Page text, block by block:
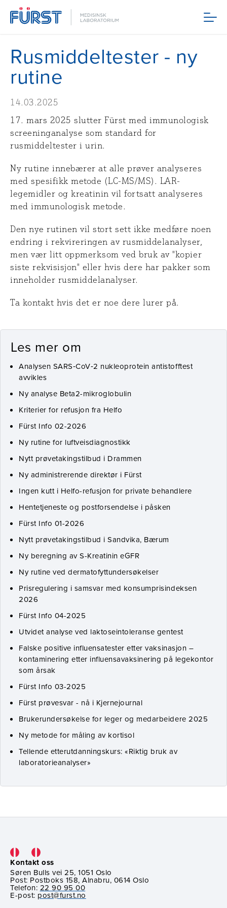
Meny
Rusmiddeltester - ny
rutine
14.03.2025
17. mars 2025 slutter Fürst med immunologisk
screeninganalyse som standard for
rusmiddeltester i urin.
Ny rutine innebærer at alle prøver analyseres
med spesifikk metode (LC-MS/MS). LAR-
legemidler og kreatinin vil fortsatt analyseres
med immunologisk metode.
Den nye rutinen vil stort sett ikke medføre noen
endring i rekvireringen av rusmiddelanalyser,
men vær litt oppmerksom ved bruk av "kopier
siste rekvisisjon" eller hvis dere har pakker som
inneholder rusmiddelanalyser.
Ta kontakt hvis det er noe dere lurer på.
Les mer om
Analysen SARS‑CoV‑2 nukleoprotein antistofftest
avvikles
Ny analyse Beta2-mikroglobulin
Kriterier for refusjon fra Helfo
Fürst Info 02-2026
Ny rutine for luftveisdiagnostikk
Nytt prøvetakingstilbud i Drammen
Ny administrerende direktør i Fürst
Ingen kutt i Helfo-refusjon for private behandlere
Hentetjeneste og postforsendelse i påsken
Fürst Info 01-2026
Nytt prøvetakingstilbud i Sandvika, Bærum
Ny beregning av S-Kreatinin eGFR
Ny rutine ved dermatofyttundersøkelser
Prisregulering i samsvar med konsumprisindeksen
2026
Fürst Info 04-2025
Utvidet analyse ved laktoseintoleranse gentest
Falske positive influensatester etter vaksinasjon –
kontaminering etter influensavaksinering på legekontor
som årsak
Fürst Info 03-2025
Fürst prøvesvar - nå i Kjernejournal
Brukerundersøkelse for leger og medarbeidere 2025
Ny metode for måling av kortisol
Tellende etterutdanningskurs: «Riktig bruk av
laboratorieanalyser»
Kontakt oss
Søren Bulls vei 25, 1051 Oslo
Post: Postboks 158, Alnabru, 0614 Oslo
Telefon: 22 90 95 00
E-post: post@furst.no